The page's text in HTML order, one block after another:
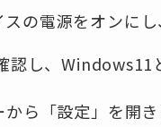
の電源をオンにし
し、Windows11
ら「設定」を開き